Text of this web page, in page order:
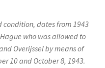
condition, dates from 1943
who was allowed to
Overijssel by means of
10 and October 8, 1943.